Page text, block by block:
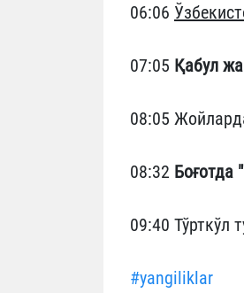
06:06
07:05 Қабул
08:05
08:32 Боғотда
09:40 Тўрткўл
#yangiliklar